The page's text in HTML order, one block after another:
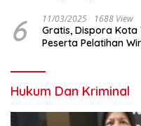
6 11/03/2025 1688 View
Gratis, Dispora
Peserta Pelatihan
Hukum Dan Kriminal